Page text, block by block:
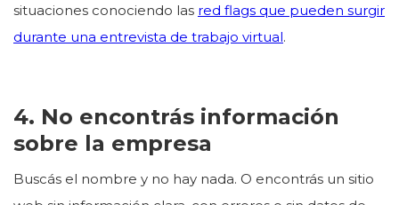
situaciones conociendo las red flags que pueden surgir
durante una entrevista de trabajo virtual.
4. No encontrás información
sobre la empresa
Buscás el nombre y no hay nada. O encontrás un sitio